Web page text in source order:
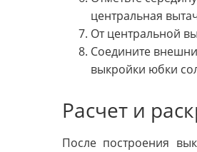
центральная
От центральной
Соедините
выкройки юбки
Расчет и
После построения